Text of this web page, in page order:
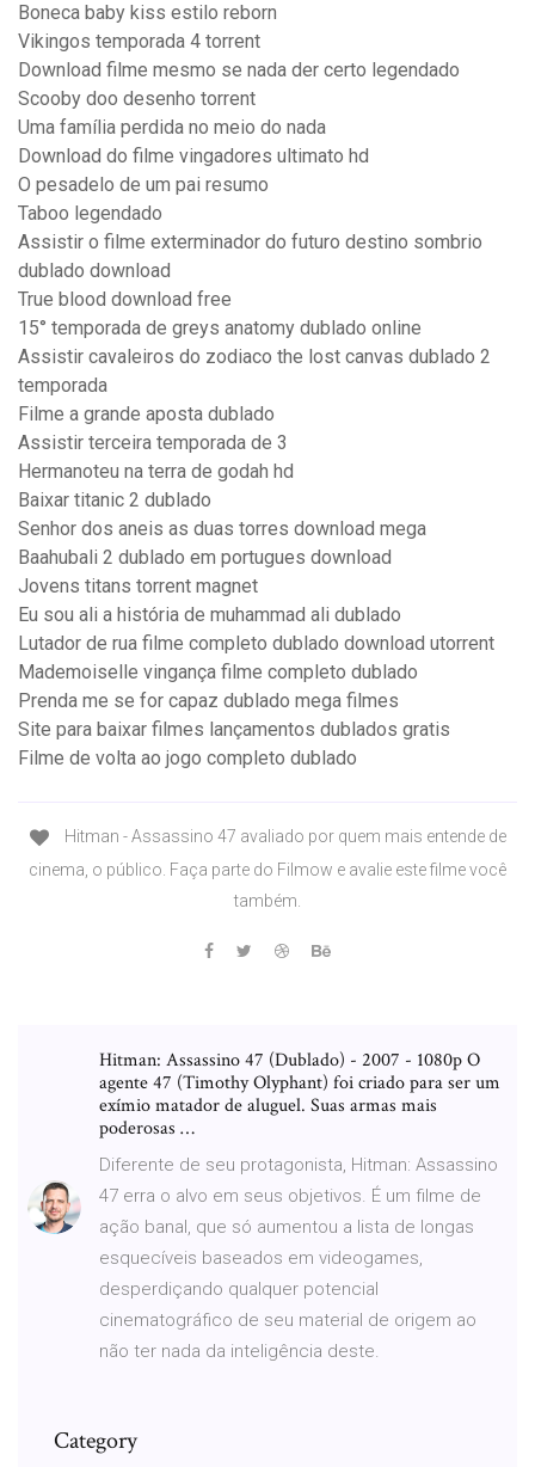
Boneca baby kiss estilo reborn
Vikingos temporada 4 torrent
Download filme mesmo se nada der certo legendado
Scooby doo desenho torrent
Uma família perdida no meio do nada
Download do filme vingadores ultimato hd
O pesadelo de um pai resumo
Taboo legendado
Assistir o filme exterminador do futuro destino sombrio
dublado download
True blood download free
15° temporada de greys anatomy dublado online
Assistir cavaleiros do zodiaco the lost canvas dublado 2
temporada
Filme a grande aposta dublado
Assistir terceira temporada de 3
Hermanoteu na terra de godah hd
Baixar titanic 2 dublado
Senhor dos aneis as duas torres download mega
Baahubali 2 dublado em portugues download
Jovens titans torrent magnet
Eu sou ali a história de muhammad ali dublado
Lutador de rua filme completo dublado download utorrent
Mademoiselle vingança filme completo dublado
Prenda me se for capaz dublado mega filmes
Site para baixar filmes lançamentos dublados gratis
Filme de volta ao jogo completo dublado
Hitman - Assassino 47 avaliado por quem mais entende de
cinema, o público. Faça parte do Filmow e avalie este filme você
também.
Hitman: Assassino 47 (Dublado) - 2007 - 1080p O
agente 47 (Timothy Olyphant) foi criado para ser um
exímio matador de aluguel. Suas armas mais
poderosas …
Diferente de seu protagonista, Hitman: Assassino
47 erra o alvo em seus objetivos. É um filme de
ação banal, que só aumentou a lista de longas
esquecíveis baseados em videogames,
desperdiçando qualquer potencial
cinematográfico de seu material de origem ao
não ter nada da inteligência deste.
Category